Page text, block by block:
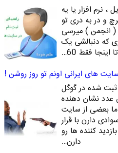
نرم افزار یا یه
و در به دری تو
( انجمن ) میرسی
که دنبالشی یک
فقط 60…
های ایرانی اونم تو روز روشن !
شده در گوگل
میدهد. این عدد نشان دهنده
بعضی از سایت
دارن با قرار
کننده ها رو
دارن…